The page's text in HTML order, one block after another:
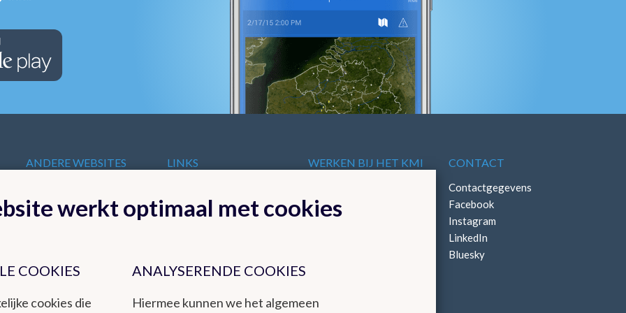
ANDERE WEBSITES
KMI in Dourbes
Radar
Climate Dynamics
LINKS
meteorologische
diensten
Nationale organisaties
Wetenschappelijke
WERKEN BIJ HET KMI
Stages
CONTACT
Contactgegevens
Facebook
Instagram
LinkedIn
Bluesky
werkt optimaal met cookies
COOKIES
cookies die
ANALYSERENDE COOKIES
Hiermee kunnen we het algemeen